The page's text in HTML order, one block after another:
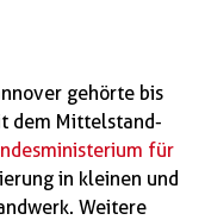
gehörte bis
dem Mittelstand-
für
in kleinen und
Weitere